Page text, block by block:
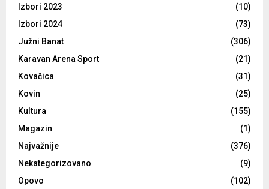
Izbori 2023
(10)
Izbori 2024
(73)
Južni Banat
(306)
Karavan Arena Sport
(21)
Kovačica
(31)
Kovin
(25)
Kultura
(155)
Magazin
(1)
Najvažnije
(376)
Nekategorizovano
(9)
Opovo
(102)